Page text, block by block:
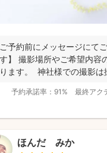
ご予約前にメッセージにて
】 撮影場所やご希望内容
ます。 神社様での撮影は
予約承諾率： 91% 最終アク
ほんだ みか